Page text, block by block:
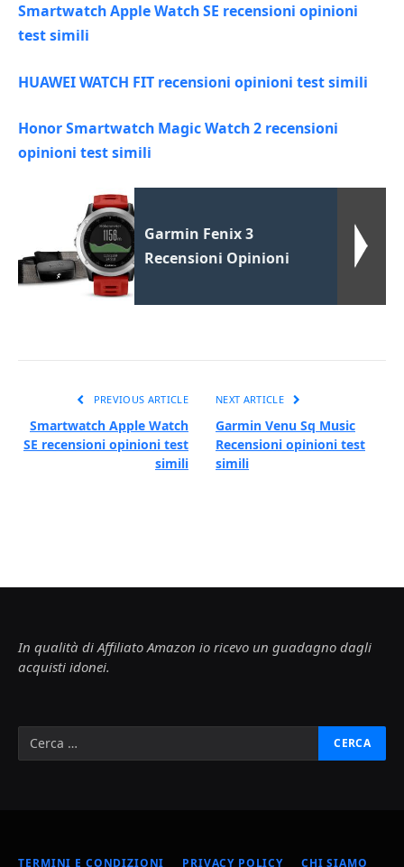
Smartwatch Apple Watch SE recensioni opinioni
test simili
HUAWEI WATCH FIT recensioni opinioni test simili
Honor Smartwatch Magic Watch 2 recensioni
opinioni test simili
Garmin Fenix 3
Recensioni Opinioni
PREVIOUS ARTICLE
Smartwatch Apple Watch
SE recensioni opinioni test
simili
NEXT ARTICLE
Garmin Venu Sq Music
Recensioni opinioni test
simili
In qualità di Affiliato Amazon io ricevo un guadagno dagli
acquisti idonei.
TERMINI E CONDIZIONI PRIVACY POLICY CHI SIAMO